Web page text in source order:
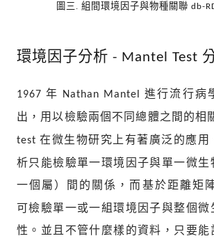
圖三. 組間環境因子與物種關聯 db-
環境因子分析 - Mantel Test
1967年 Nathan Mantel進行流行病
出，用以檢驗兩個不同總體之間的相
test在微生物研究上有著廣泛的應用
析只能檢驗單一環境因子與單一微生
一個屬）間的關係，而基於距離矩
可檢驗單一或一組環境因子與整個微
性。並且不管什麼樣的資料，只要能